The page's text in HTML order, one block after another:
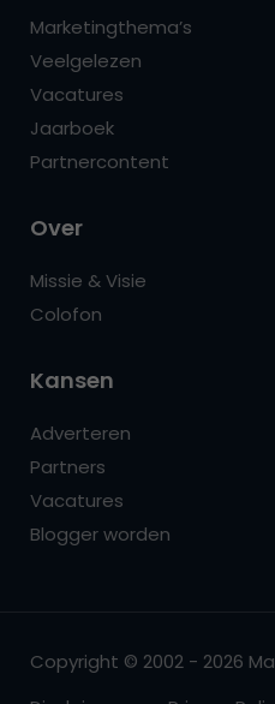
Marketingthema’s
Veelgelezen
Vacatures
Jaarboek
Partnercontent
Over
Missie & Visie
Colofon
Kansen
Adverteren
Partners
Vacatures
Blogger worden
Copyright © 2002 - 2026